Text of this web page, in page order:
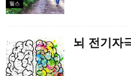
헬스
뇌 전기자